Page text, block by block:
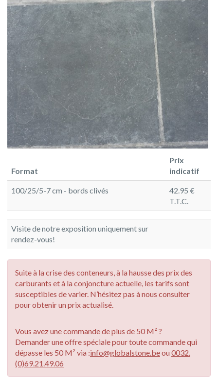
Format
Prix
indicatif
100/25/5-7 cm - bords clivés
42.95 €
T.T.C.
Visite de notre exposition uniquement sur
rendez-vous!
Suite à la crise des conteneurs, à la hausse des prix des
carburants et à la conjoncture actuelle, les tarifs sont
susceptibles de varier. N’hésitez pas à nous consulter
pour obtenir un prix actualisé.
Vous avez une commande de plus de 50 M² ?
Demander une offre spéciale pour toute commande qui
dépasse les 50 M² via :info@globalstone.beou 0032.
(0)69.21.49.06